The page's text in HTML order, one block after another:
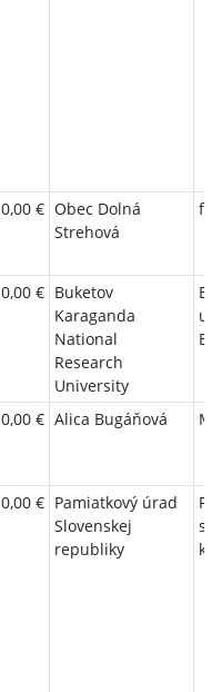
0,00 € Obec Dolná
Strehová
0,00 € Buketov
Karaganda
National
Research
University
0,00 € Alica Bugáňová
0,00 € Pamiatkový úrad
Slovenskej
republiky